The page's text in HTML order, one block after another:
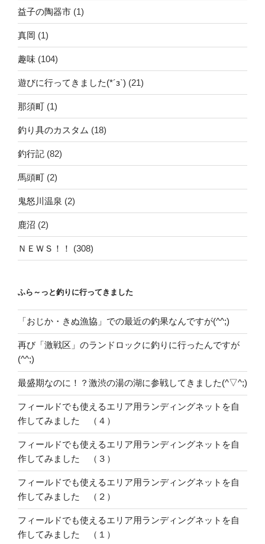
益子の陶器市 (1)
真岡 (1)
趣味 (104)
遊びに行ってきました(*´з`) (21)
那須町 (1)
釣り具のカスタム (18)
釣行記 (82)
馬頭町 (2)
鬼怒川温泉 (2)
鹿沼 (2)
ＮＥＷＳ！！ (308)
ふら～っと釣りに行ってきました
「おじか・きぬ漁協」での最近の釣果なんですが(^^;)
再び「激戦区」のランドロックに釣りに行ったんですが
(^^;)
最盛期なのに！？激渋の湯の湖に参戦してきました(^▽^;)
フィールドでも使えるエリア用ランディングネットを自
作してみました （４）
フィールドでも使えるエリア用ランディングネットを自
作してみました （３）
フィールドでも使えるエリア用ランディングネットを自
作してみました （２）
フィールドでも使えるエリア用ランディングネットを自
作してみました （１）